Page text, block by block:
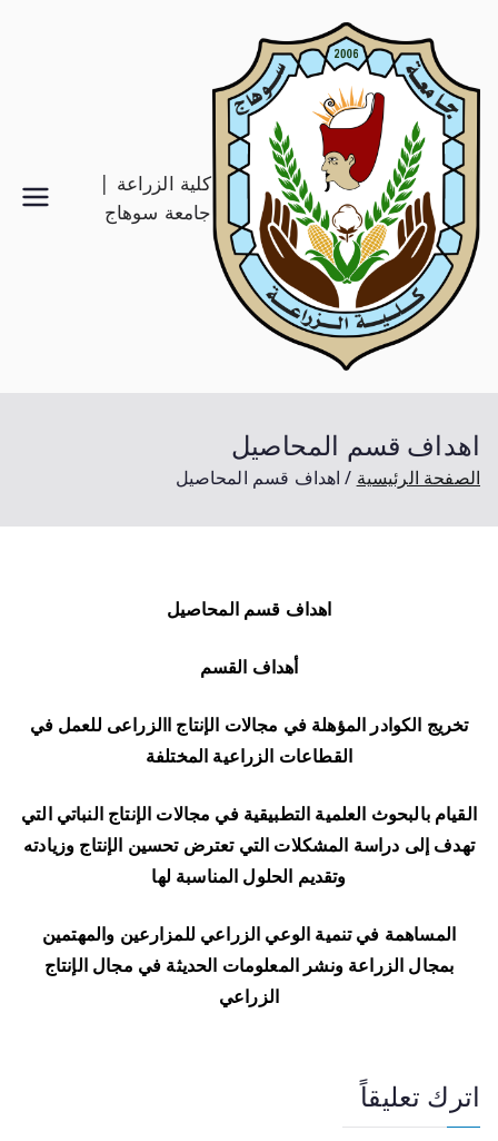
كلية الزراعة |
جامعة سوهاج
اهداف قسم المحاصيل
الصفحة الرئيسية اهداف قسم المحاصيل
اهداف قسم المحاصيل
أهداف القسم
تخريج الكوادر المؤهلة في مجالات الإنتاج االزراعى للعمل في
القطاعات الزراعية المختلفة
القيام بالبحوث العلمية التطبيقية في مجالات الإنتاج النباتي التي
تهدف إلى دراسة المشكلات التي تعترض تحسين الإنتاج وزيادته
وتقديم الحلول المناسبة لها
المساهمة في تنمية الوعي الزراعي للمزارعين والمهتمين
بمجال الزراعة ونشر المعلومات الحديثة في مجال الإنتاج
الزراعي
اترك تعليقاً